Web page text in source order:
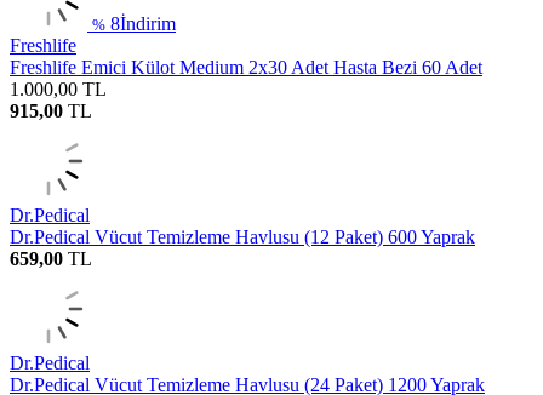
% 8İndirim
Freshlife
Freshlife Emici Külot Medium 2x30 Adet Hasta Bezi 60 Adet
1.000,00 TL
915,00 TL
Dr.Pedical
Dr.Pedical Vücut Temizleme Havlusu (12 Paket) 600 Yaprak
659,00 TL
Dr.Pedical
Dr.Pedical Vücut Temizleme Havlusu (24 Paket) 1200 Yaprak